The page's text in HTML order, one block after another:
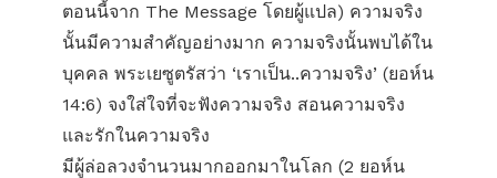
ตอนนี้จาก The Message โดยผู้แปล) ความจริง
นั้นมีความสำคัญอย่างมาก ความจริงนั้นพบได้ใน
บุคคล พระเยซูตรัสว่า ‘เราเป็น..ความจริง’ (ยอห์น
14:6) จงใส่ใจที่จะฟังความจริง สอนความจริง
และรักในความจริง
มีผู้ล่อลวงจำนวนมากออกมาในโลก (2 ยอห์น